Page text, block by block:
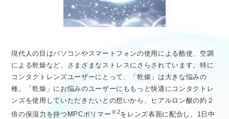
現代人の目はパソコンやスマートフォンの使用による酷使、空調
による乾燥など、さまざまなストレスにさらされています。特に
コンタクトレンズユーザーにとって、「乾燥」は大きな悩みの
種。「乾燥」にお悩みのユーザーにももっと快適にコンタクトレ
ンズを使用していただきたいとの想いから、ヒアルロン酸の約２
倍の保湿力を持つMPCポリマー※2をレンズ表面に配合し、1日中